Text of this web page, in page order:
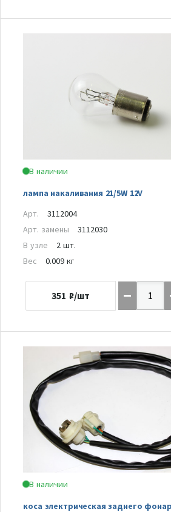
В наличии
лампа накаливания 21/5W 12V
Арт.
3112004
Арт. замены
3112030
В узле
2 шт.
Вес
0.009 кг
351 ₽/шт
В наличии
коса электрическая заднего